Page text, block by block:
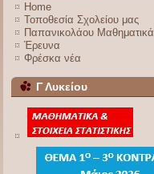
Home
Τοποθεσία Σχολείου μας
Παπανικολάου Μαθηματικά
Έρευνα
Φρέσκα νέα
Γ Λυκείου